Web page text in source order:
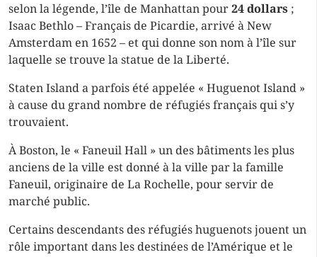
selon la légende, l’île de Manhattan pour24 dollars ;
Isaac Bethlo – Français de Picardie, arrivé à New
Amsterdam en 1652 – et qui donne son nom à l’île sur
laquelle se trouve la statue de la Liberté.
Staten Island a parfois été appelée « Huguenot Island »
à cause du grand nombre de réfugiés français qui s’y
trouvaient.
À Boston, le « Faneuil Hall » un des bâtiments les plus
anciens de la ville est donné à la ville par la famille
Faneuil, originaire de La Rochelle, pour servir de
marché public.
Certains descendants des réfugiés huguenots jouent un
rôle important dans les destinées de l’Amérique et le